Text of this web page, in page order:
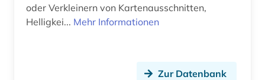
oder Verkleinern von Kartenausschnitten,
Helligkei... Mehr Informationen
Zur Datenbank